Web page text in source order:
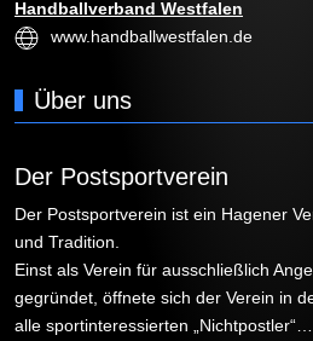
Handballverband Westfalen
www.handballwestfalen.de
Über uns
Der Postsportverein
Der Postsportverein ist ein Hagener
und Tradition.
Einst als Verein für ausschließlich
gegründet, öffnete sich der Verein in
alle sportinteressierten „Nichtpostler“…